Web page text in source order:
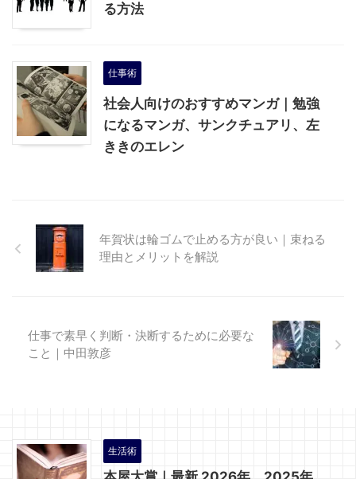
る方法
仕事術
社会人向けのおすすめマンガ｜勉強
になるマンガ、サンクチュアリ、左
ききのエレン
年賀状は輪ゴムで止める方が良い｜束ねる
理由とメリットを解説
仕事で素早く判断・決断するために必要な
こと｜中田敦彦
生活術